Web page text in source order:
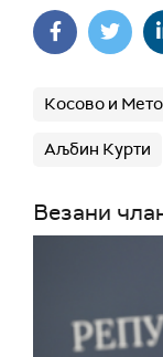
Косово и
Аљбин Курти
Везани